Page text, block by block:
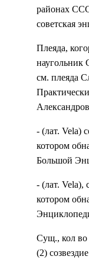
районах
советская
Плеяда,
наугольник
см. плеяда
- (лат. Vela)
котором
Большой
- (лат.
котором
Сущ., кол во
(2)